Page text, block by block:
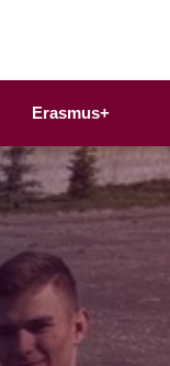
Erasmus+